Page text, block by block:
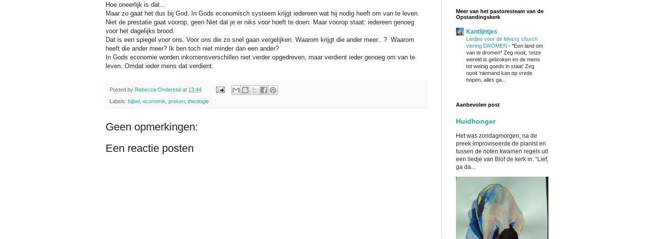
Hoe oneerlijk is dat...
Maar zo gaat het dus bij God. In Gods economisch systeem krijgt iedereen wat hij nodig heeft om van te leven.
Niet de prestatie gaat voorop, geen Niet dat je er niks voor hoeft te doen. Maar voorop staat: iedereen genoeg
voor het dagelijks brood.
Dat is een spiegel voor ons. Voor ons die zo snel gaan vergelijken. Waarom krijgt die ander meer.. ? Waarom
heeft die ander meer? Ik ben toch niet minder dan een ander?
In Gods economie worden inkomensverschillen niet verder opgedreven, maar verdient ieder genoeg om van te
leven. Omdat ieder mens dat verdient.
Posted by Rebecca Onderstal at 13:44
Labels: bijbel economie preken theologie
Geen opmerkingen:
Een reactie posten
Meer van het pastoresteam van de
Opstandingskerk
Kantlijntjes
Liedjes voor de Messy church
viering DROMEN - *Een land om
van te dromen* Zeg nooit, ‘onze
wereld is gebroken en de mens
tot weinig goeds in staat’ Zeg
nooit ‘niemand kan op vrede
hopen, alles ga...
Aanbevolen post
Huidhonger
Het was zondagmorgen; na de
preek improviseerde de pianist en
tussen de noten kwamen regels uit
een liedje van Blof de kerk in. “Lief,
ga da...